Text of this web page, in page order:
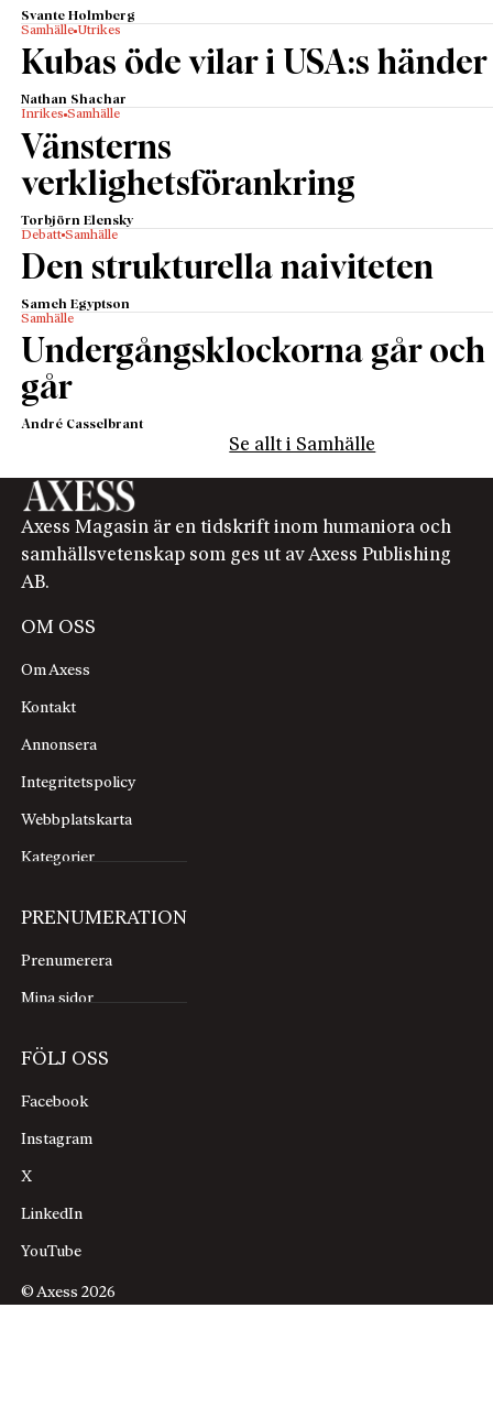
Svante Holmberg
Samhälle Utrikes
Kubas öde vilar i USA:s händer
Nathan Shachar
Inrikes Samhälle
Vänsterns
verklighetsförankring
Torbjörn Elensky
Debatt Samhälle
Den strukturella naiviteten
Sameh Egyptson
Samhälle
Undergångsklockorna går och
går
André Casselbrant
Se allt i Samhälle
Axess Magasin är en tidskrift inom humaniora och
samhällsvetenskap som ges ut av Axess Publishing
AB.
OM OSS
Om Axess
Kontakt
Annonsera
Integritetspolicy
Webbplatskarta
Kategorier
PRENUMERATION
Prenumerera
Mina sidor
FÖLJ OSS
Facebook
Instagram
X
LinkedIn
YouTube
© Axess 2026